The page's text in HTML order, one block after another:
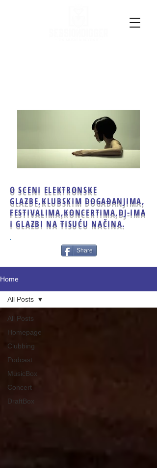
O SCENI ELEKTRONSKE
GLAZBE,KLUBSKIM DOGAĐANJIMA,
FESTIVALIMA,KONCERTIMA,DJ-IMA
I GLAZBI NA TISUĆU NAČINA.
Share
Home
All Posts
Homepage
Clubbing
Podcast
MusicBox
Concert
DraftBox
All Posts